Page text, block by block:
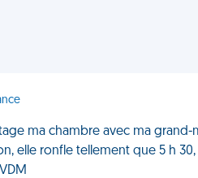
ma chambre avec ma grand-
elle ronfle tellement que 5 h